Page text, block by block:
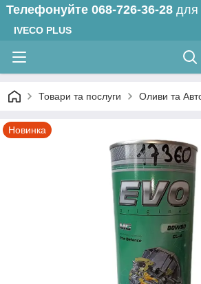
Телефонуйте 068-726-36-28 для
IVECO PLUS
Товари та послуги Оливи та
Новинка